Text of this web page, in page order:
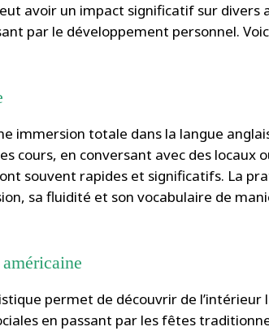
avoir un impact significatif sur divers
par le développement personnel.
immersion totale dans la langue
cours, en conversant avec des locaux
souvent rapides et significatifs. La
sa fluidité et son vocabulaire de
permet de découvrir de l’intérieur
en passant par les fêtes